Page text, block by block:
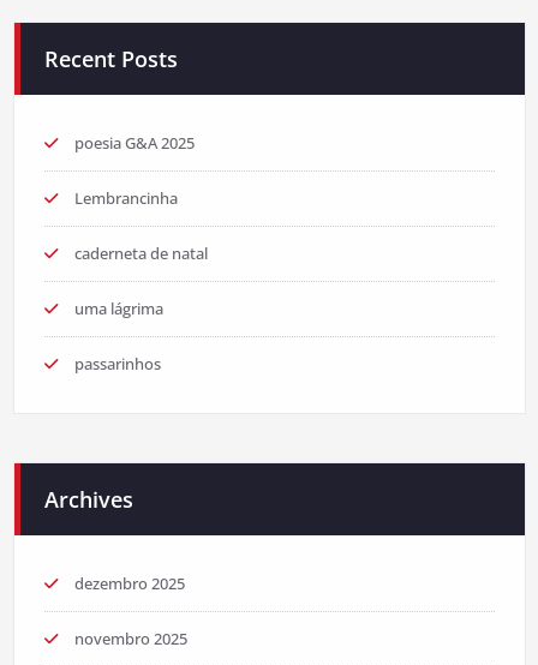
Recent Posts
poesia G&A 2025
Lembrancinha
caderneta de natal
uma lágrima
passarinhos
Archives
dezembro 2025
novembro 2025